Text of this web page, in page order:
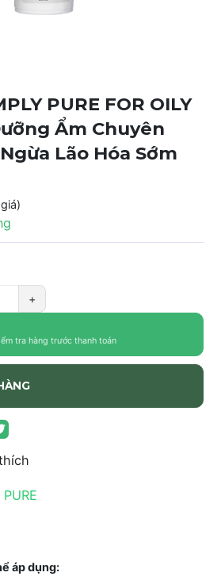
PURE FOR OILY
Ẩm Chuyên
Lão Hóa Sớm
+
tra hàng trước thanh toán
áp dụng: